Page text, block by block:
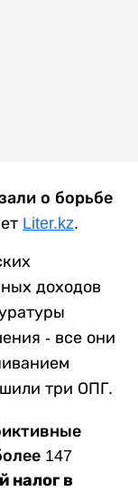
о борьбе
Liter.kz.
доходов
- все они
три ОПГ.
147
налог в